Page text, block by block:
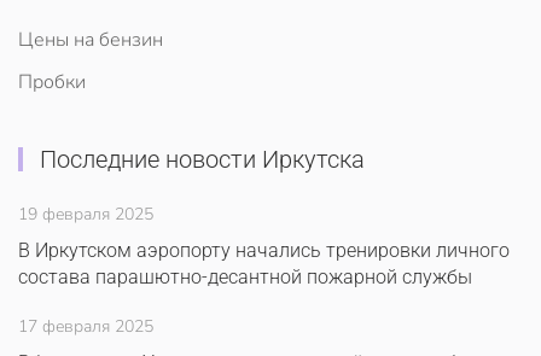
Цены на бензин
Пробки
Последние новости Иркутска
19 февраля 2025
В Иркутском аэропорту начались тренировки личного
состава парашютно-десантной пожарной службы
17 февраля 2025